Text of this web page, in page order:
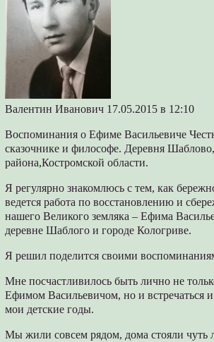
Валентин Иванович 17.05.2015 в 12:10
Воспоминания о Ефиме Васильевиче
сказочнике и философе. Деревня
района,Костромской области.
Я регулярно знакомлюсь с тем, как
ведется работа по восстановлению и
нашего Великого земляка – Ефима
деревне Шаблого и городе Кологриве.
Я решил поделится своими
Мне посчастливилось быть лично не
Ефимом Васильевичом, но и встречаться
мои детские годы.
Мы жили совсем рядом, дома стояли